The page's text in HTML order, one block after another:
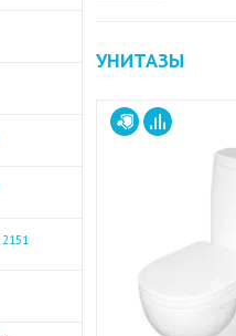
2151
УНИТАЗЫ